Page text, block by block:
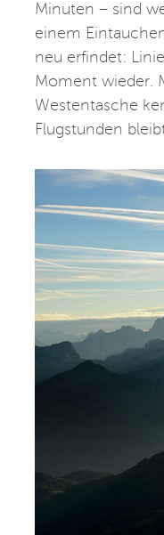
Minuten – sind
einem
neu erfindet:
Moment wieder.
Westentasche
Flugstunden